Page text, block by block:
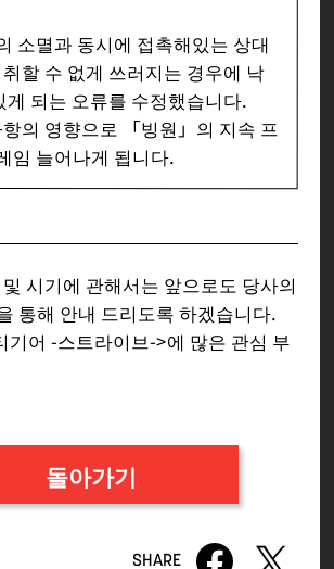
소멸과 동시에 접촉해있는 상대
할 수 없게 쓰러지는 경우에 낙
게 되는 오류를 수정했습니다.
의 영향으로 「빙원」의 지속 프
임 늘어나게 됩니다.
시기에 관해서는 앞으로도 당사의
통해 안내 드리도록 하겠습니다.
기어 -스트라이브->에 많은 관심 부
돌아가기